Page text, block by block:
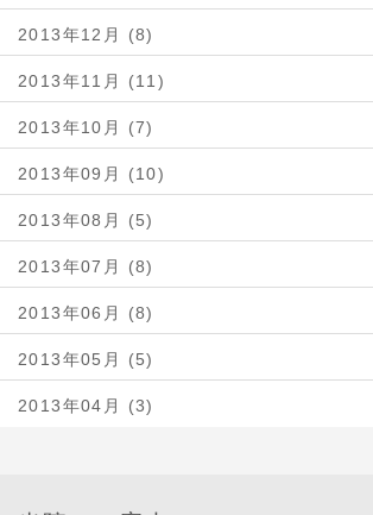
2013年12月 (8)
2013年11月 (11)
2013年10月 (7)
2013年09月 (10)
2013年08月 (5)
2013年07月 (8)
2013年06月 (8)
2013年05月 (5)
2013年04月 (3)